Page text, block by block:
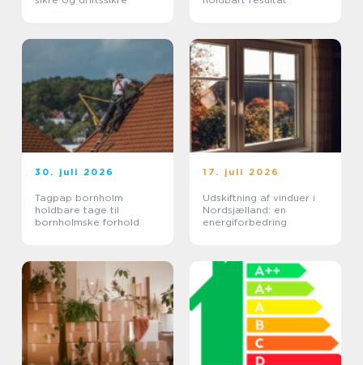
30. juli 2026
Tagpap bornholm
holdbare tage til
bornholmske forhold
17. juli 2026
Udskiftning af vinduer i
Nordsjælland: en
energiforbedring